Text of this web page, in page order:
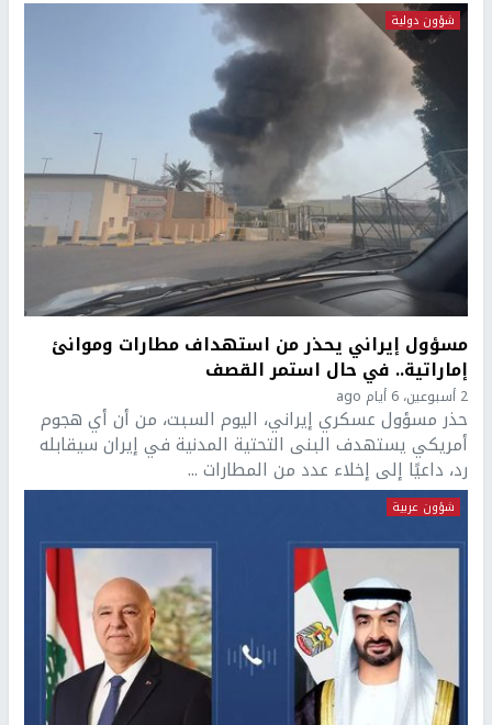
شؤون دولية
مسؤول إيراني يحذر من استهداف مطارات وموانئ
إماراتية.. في حال استمر القصف
2 أسبوعين، 6 أيام ago
حذر مسؤول عسكري إيراني، اليوم السبت، من أن أي هجوم
أمريكي يستهدف البنى التحتية المدنية في إيران سيقابله
رد، داعيًا إلى إخلاء عدد من المطارات ...
شؤون عربية